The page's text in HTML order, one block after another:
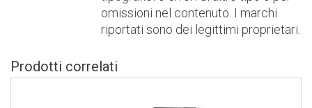
omissioni nel contenuto. I marchi
riportati sono dei legittimi proprietari.
Prodotti correlati